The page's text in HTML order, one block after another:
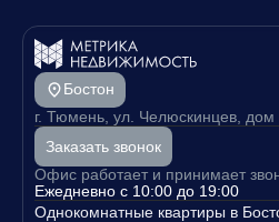
Бостон
г. Тюмень, ул. Челюскинцев,
Заказать звонок
Офис работает и принимает
Ежедневно с 10:00 до 19:00
Однокомнатные квартиры в